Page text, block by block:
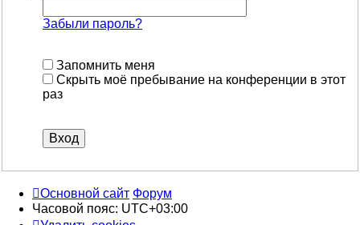
Забыли пароль?
Запомнить меня
Скрыть моё пребывание на конференции в этот
раз
Основной сайт Форум
Часовой пояс: UTC+03:00